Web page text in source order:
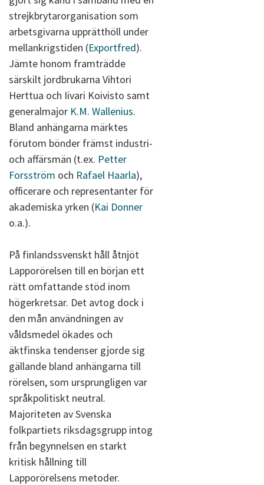
strejkbrytarorganisation som
arbetsgivarna upprätthöll under
mellankrigstiden (Exportfred).
Jämte honom framträdde
särskilt jordbrukarna Vihtori
Herttua och Iivari Koivisto samt
generalmajor K.M. Wallenius.
Bland anhängarna märktes
förutom bönder främst industri-
och affärsmän (t.ex. Petter
Forsström och Rafael Haarla),
officerare och representanter för
akademiska yrken (Kai Donner
o.a.).
På finlandssvenskt håll åtnjöt
Lapporörelsen till en början ett
rätt omfattande stöd inom
högerkretsar. Det avtog dock i
den mån användningen av
våldsmedel ökades och
äktfinska tendenser gjorde sig
gällande bland anhängarna till
rörelsen, som ursprungligen var
språkpolitiskt neutral.
Majoriteten av Svenska
folkpartiets riksdagsgrupp intog
från begynnelsen en starkt
kritisk hållning till
Lapporörelsens metoder.